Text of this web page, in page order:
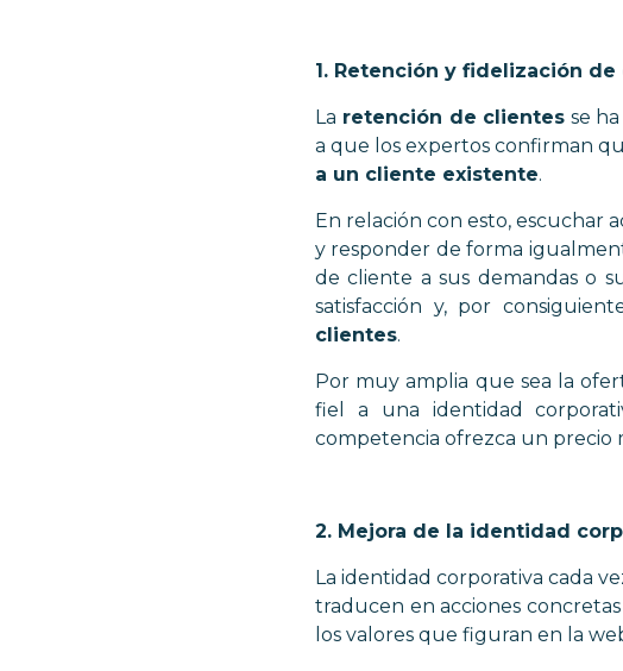
1. Retención y fidelización
La retención de clientes se
a que los expertos confirman
a un cliente existente.
En relación con esto, escuchar
y responder de forma
de cliente a sus demandas o
satisfacción y, por
clientes.
Por muy amplia que sea la
fiel a una identidad
competencia ofrezca un precio
2. Mejora de la identidad
La identidad corporativa cada
traducen en acciones
los valores que figuran en la